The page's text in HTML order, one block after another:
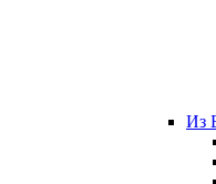
Из